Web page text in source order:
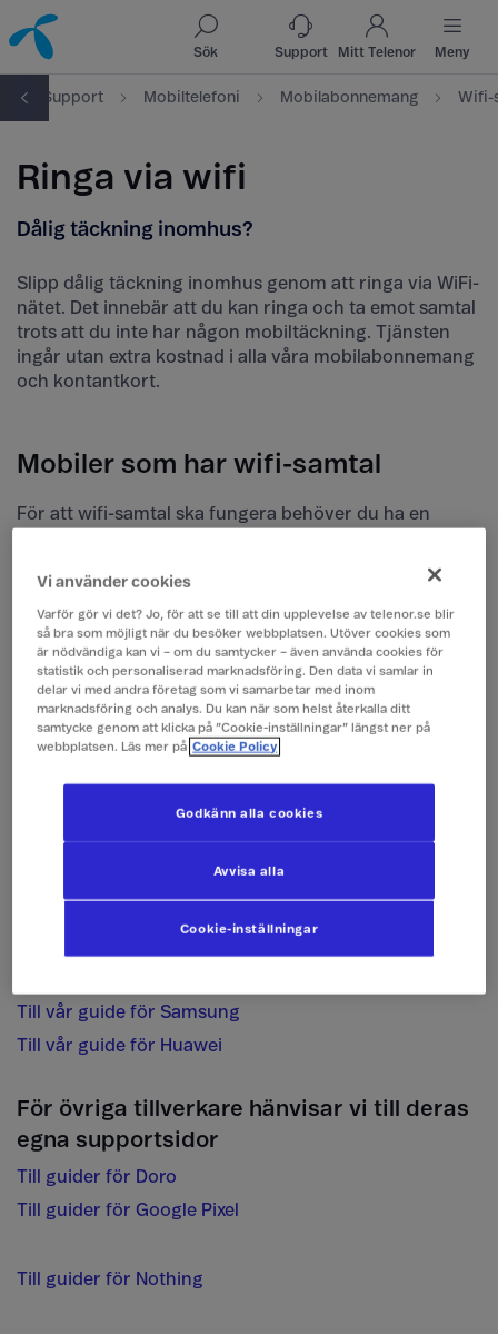
Till innehåll
Till sök
Sök Support Mitt Telenor Meny
Support Mobiltelefoni Mobilabonnemang Wifi-
Ringa via wifi
Dålig täckning inomhus?
Slipp dålig täckning inomhus genom att ringa via WiFi-
nätet. Det innebär att du kan ringa och ta emot samtal
trots att du inte har någon mobiltäckning. Tjänsten
ingår utan extra kostnad i alla våra mobilabonnemang
och kontantkort.
Mobiler som har wifi-samtal
För att wifi-samtal ska fungera behöver du ha en
Alla
iPhone-modeller
från och med iPhone 6 och
stöd för wifi-samtal (samt även för VoLTE-samtal).
De flesta mobiltelefoner medAndroidsom
operativsystem som är lanserade efter 2018 och
som är avsedda för användning i Norden har stöd
för både VoLTE och wifi-samtal. Det kan dock finnas
undantag.
Tänk på att du behöver vara ansluten till ett svenskt
wifi-nät som stödjer samtal.
Så aktiverar du wifi-samtal på din
Till vår guide för Samsung
Till vår guide för Huawei
För övriga tillverkare hänvisar vi till deras
egna supportsidor
Till guider för Doro
Till guider för Google Pixel
Till guider för Nothing
Vi använder cookies
Varför gör vi det? Jo, för att se till att din upplevelse av telenor.se blir
så bra som möjligt när du besöker webbplatsen. Utöver cookies som
är nödvändiga kan vi – om du samtycker – även använda cookies för
statistik och personaliserad marknadsföring. Den data vi samlar in
delar vi med andra företag som vi samarbetar med inom
marknadsföring och analys. Du kan när som helst återkalla ditt
samtycke genom att klicka på ”Cookie-inställningar” längst ner på
webbplatsen. Läs mer på Cookie Policy
Cookie-inställningar
Avvisa alla
Godkänn alla cookies